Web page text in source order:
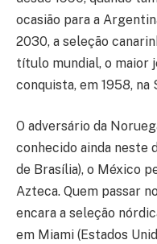
ocasião para a
2030, a seleção
título mundial, o maior
conquista, em 1958, na
O adversário da
conhecido ainda neste
de Brasília), o México
Azteca. Quem passar
encara a seleção
em Miami (Estados